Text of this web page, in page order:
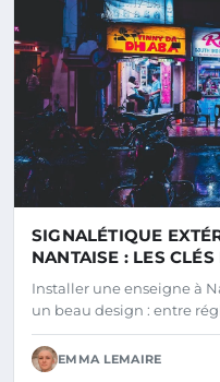
SIGNALÉTIQUE
NANTAISE : LES
RÉUSSIE
Installer une enseigne à
un beau design : entre
EMMA LEMAIRE